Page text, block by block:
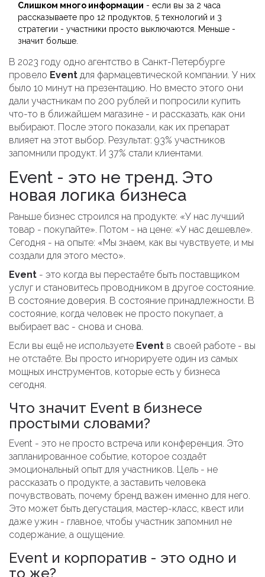
Слишком много информации - если вы за 2 часа
рассказываете про 12 продуктов, 5 технологий и 3
стратегии - участники просто выключаются. Меньше -
значит больше.
В 2023 году одно агентство в Санкт-Петербурге
провело Event для фармацевтической компании. У них
было 10 минут на презентацию. Но вместо этого они
дали участникам по 200 рублей и попросили купить
что-то в ближайшем магазине - и рассказать, как они
выбирают. После этого показали, как их препарат
влияет на этот выбор. Результат: 93% участников
запомнили продукт. И 37% стали клиентами.
Event - это не тренд. Это
новая логика бизнеса
Раньше бизнес строился на продукте: «У нас лучший
товар - покупайте». Потом - на цене: «У нас дешевле».
Сегодня - на опыте: «Мы знаем, как вы чувствуете, и мы
создали для этого место».
Event - это когда вы перестаёте быть поставщиком
услуг и становитесь проводником в другое состояние.
В состояние доверия. В состояние принадлежности. В
состояние, когда человек не просто покупает, а
выбирает вас - снова и снова.
Если вы ещё не используете Event в своей работе - вы
не отстаёте. Вы просто игнорируете один из самых
мощных инструментов, которые есть у бизнеса
сегодня.
Что значит Event в бизнесе
простыми словами?
Event - это не просто встреча или конференция. Это
запланированное событие, которое создаёт
эмоциональный опыт для участников. Цель - не
рассказать о продукте, а заставить человека
почувствовать, почему бренд важен именно для него.
Это может быть дегустация, мастер-класс, квест или
даже ужин - главное, чтобы участник запомнил не
содержание, а ощущение.
Event и корпоратив - это одно и
то же?